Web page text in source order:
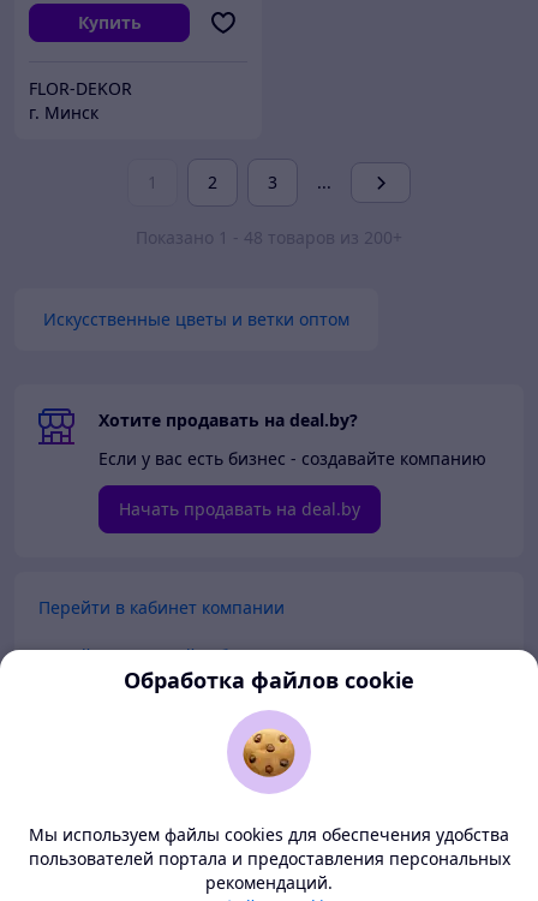
Купить
FLOR-DEKOR
г. Минск
1 2 3 ...
Показано 1 - 48 товаров из 200+
Искусственные цветы и ветки оптом
Хотите продавать на deal.by?
Если у вас есть бизнес - создавайте компанию
Начать продавать на deal.by
Перейти в кабинет компании
Перейти в личный кабинет
О нас
Обработка файлов cookie
Мы используем файлы cookies для обеспечения удобства
пользователей портала и предоставления персональных
рекомендаций.